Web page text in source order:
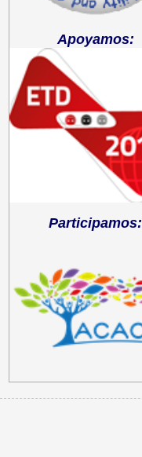
Apoyamos:
Participamos: